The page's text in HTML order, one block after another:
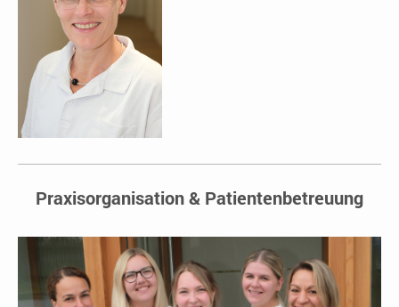
Praxisorganisation & Patientenbetreuung